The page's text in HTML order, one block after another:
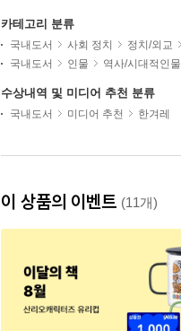
카테고리 분류
국내도서 사회 정치 정치/외교
국내도서
인물 역사/시대적인물
수상내역 및 미디어 추천 분류
국내도서 미디어 추천 한겨레
이 상품의 이벤트 (11개)